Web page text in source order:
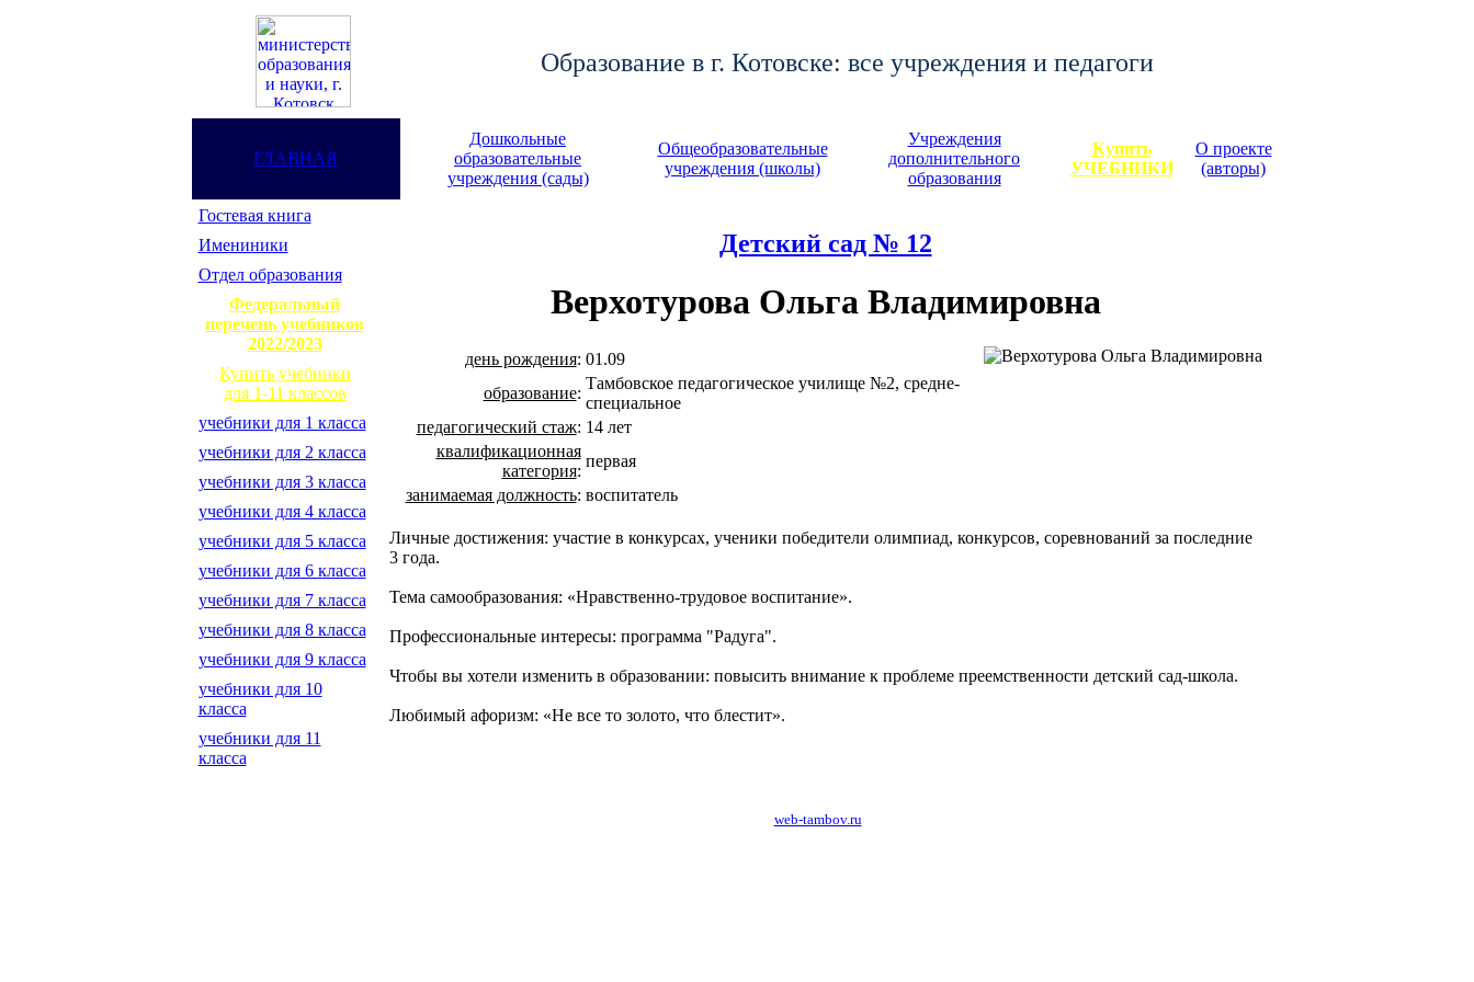
Образование в г. Котовске: все учреждения и педагоги
ГЛАВНАЯ
Дошкольные
образовательные
учреждения (сады)
Общеобразовательные
учреждения (школы)
Учреждения
дополнительного
образования
Купить
УЧЕБНИКИ
О проекте
(авторы)
Гостевая книга
Имениники
Отдел образования
Федеральный
перечень учебников
2022/2023
Купить учебники
для 1-11 классов
учебники для 1 класса
учебники для 2 класса
учебники для 3 класса
учебники для 4 класса
учебники для 5 класса
учебники для 6 класса
учебники для 7 класса
учебники для 8 класса
учебники для 9 класса
учебники для 10
класса
учебники для 11
класса
Детский сад № 12
Верхотурова Ольга Владимировна
день рождения: 01.09
образование:
Тамбовское педагогическое училище №2, средне-
специальное
педагогический стаж: 14 лет
квалификационная
категория:
первая
занимаемая должность: воспитатель
Личные достижения: участие в конкурсах, ученики победители олимпиад, конкурсов, соревнований за последние
3 года.
Тема самообразования: «Нравственно-трудовое воспитание».
Профессиональные интересы: программа "Радуга".
Чтобы вы хотели изменить в образовании: повысить внимание к проблеме преемственности детский сад-школа.
Любимый афоризм: «Не все то золото, что блестит».
web-tambov.ru